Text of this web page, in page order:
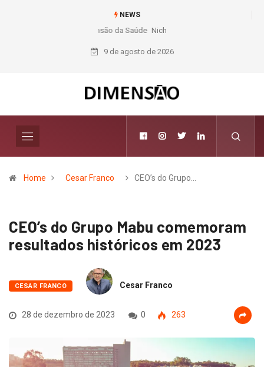
NEWS
Nichele completa 50 anos com 14 lojas e presença entre os maiores
varejistas de materiais de construção do Brasil
9 de agosto de 2026
Home Cesar Franco CEO’s do Grupo…
CEO’s do Grupo Mabu comemoram
resultados históricos em 2023
CESAR FRANCO Cesar Franco
28 de dezembro de 2023 0 263